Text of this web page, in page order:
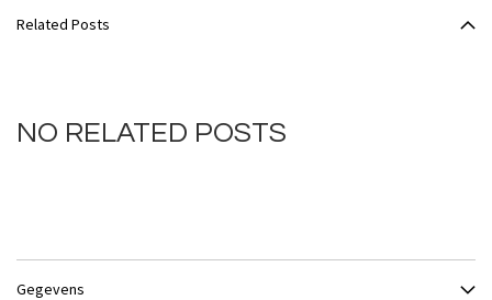
Related Posts
NO RELATED POSTS
Gegevens